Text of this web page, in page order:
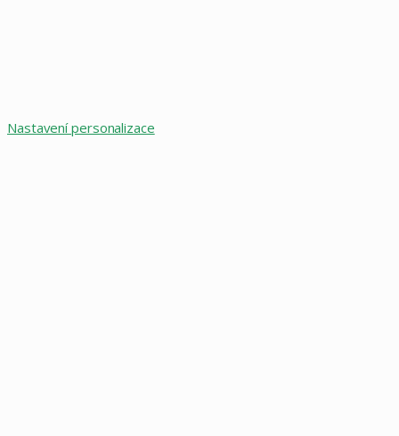
Nastavení personalizace